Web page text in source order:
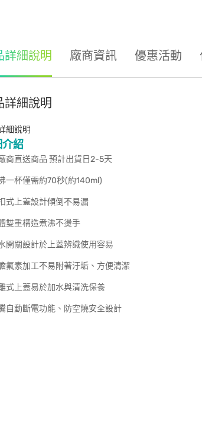
詳細說明 廠商資訊 優惠活動
詳細說明
細說明
紹
商直送商品 預計出貨日2-5天
一杯僅需約70秒(約140ml)
式上蓋設計傾倒不易漏
雙重構造煮沸不燙手
開關設計於上蓋辨識使用容易
氟素加工不易附著汙垢、方便清潔
式上蓋易於加水與清洗保養
自動斷電功能、防空燒安全設計